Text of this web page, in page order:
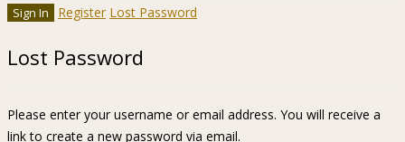
Register Lost Password
Lost Password
Please enter your username or email address. You will receive a
link to create a new password via email.